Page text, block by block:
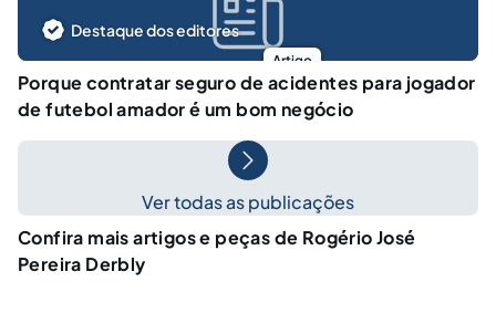
Artigo
Destaque dos editores
Porque contratar seguro de acidentes para jogador
de futebol amador é um bom negócio
Ver todas as publicações
Confira mais artigos e peças de Rogério José
Pereira Derbly